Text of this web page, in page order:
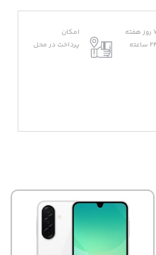
امکان
پرداخت در محل